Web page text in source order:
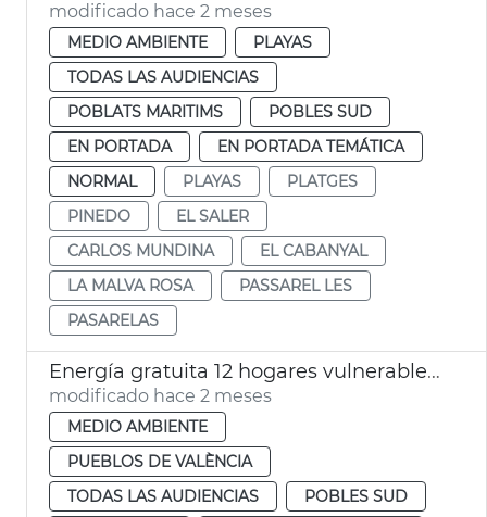
modificado hace 2 meses
MEDIO AMBIENTE
PLAYAS
TODAS LAS AUDIENCIAS
POBLATS MARITIMS
POBLES SUD
EN PORTADA
EN PORTADA TEMÁTICA
NORMAL
PLAYAS
PLATGES
PINEDO
EL SALER
CARLOS MUNDINA
EL CABANYAL
LA MALVA ROSA
PASSAREL LES
PASARELAS
Energía gratuita 12 hogares vulnerables comunidades energéticas València
modificado hace 2 meses
MEDIO AMBIENTE
PUEBLOS DE VALÈNCIA
TODAS LAS AUDIENCIAS
POBLES SUD